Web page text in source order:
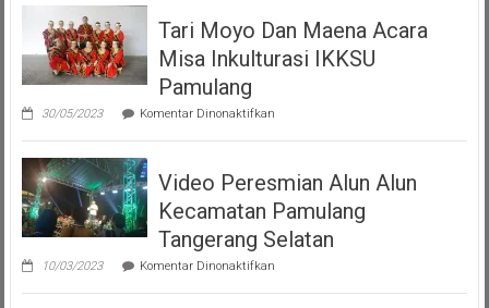
Tari Moyo Dan Maena Acara
Misa Inkulturasi IKKSU
Pamulang
30/05/2023 Komentar Dinonaktifkanpada
Moyo
Maena
Acara
Misa
Inkulturasi
IKKSU
Pamulang
Video Peresmian Alun Alun
Kecamatan Pamulang
Tangerang Selatan
10/03/2023 Komentar Dinonaktifkanpada
Peresmian